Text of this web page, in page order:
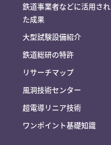
鉄道事業者などに活用され
た成果
大型試験設備紹介
鉄道総研の特許
リサーチマップ
風洞技術センター
超電導リニア技術
ワンポイント基礎知識